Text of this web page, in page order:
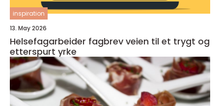
inspiration
13. May 2026
Helsefagarbeider fagbrev veien til et trygt og
etterspurt yrke